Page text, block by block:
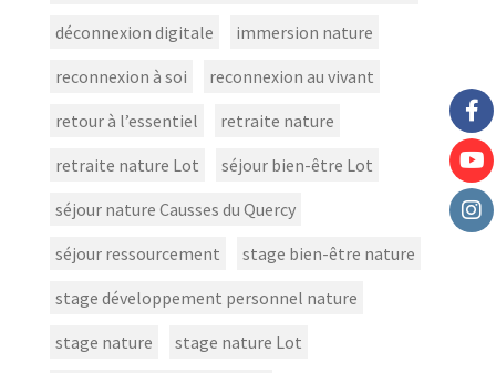
déconnexion digitale
immersion nature
reconnexion à soi
reconnexion au vivant
retour à l’essentiel
retraite nature
retraite nature Lot
séjour bien-être Lot
séjour nature Causses du Quercy
séjour ressourcement
stage bien-être nature
stage développement personnel nature
stage nature
stage nature Lot